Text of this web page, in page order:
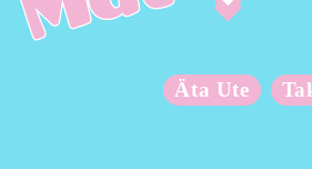
Äta Ute